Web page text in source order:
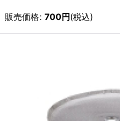
販売価格: 700円(税込)